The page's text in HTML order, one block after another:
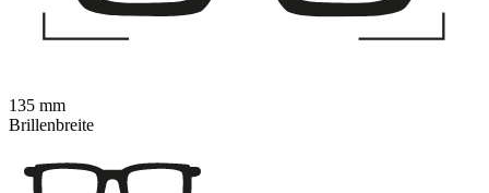
135 mm
Brillenbreite